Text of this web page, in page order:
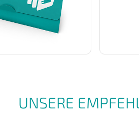
UNSERE